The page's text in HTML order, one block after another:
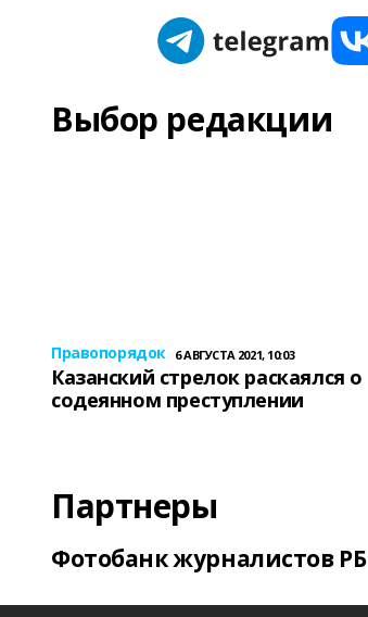
Выбор редакции
Правопорядок 6 АВГУСТА 2021, 10:03
Казанский стрелок раскаялся о
содеянном преступлении
Партнеры
Фотобанк журналистов РБ